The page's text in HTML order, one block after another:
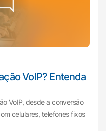
VoIP? Entenda
VoIP, desde a conversão
celulares, telefones fixos